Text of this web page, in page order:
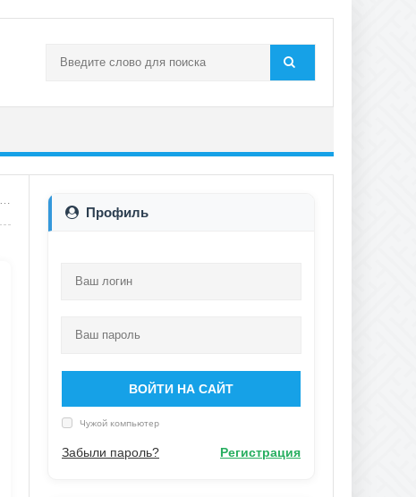
Профиль
ВОЙТИ НА САЙТ
Чужой компьютер
Забыли пароль? Регистрация